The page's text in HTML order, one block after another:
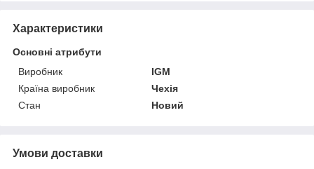
Характеристики
Основні атрибути
Виробник
IGM
Країна виробник
Чехія
Стан
Новий
Умови доставки